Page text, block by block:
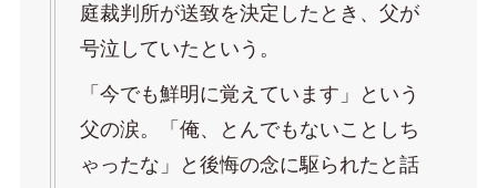
庭裁判所が送致を決定したとき、父が
号泣していたという。
「今でも鮮明に覚えています」という
父の涙。「俺、とんでもないことしち
ゃったな」と後悔の念に駆られたと話